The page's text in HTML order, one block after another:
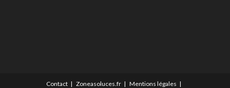
Contact Zoneasoluces.fr
Mentions légales